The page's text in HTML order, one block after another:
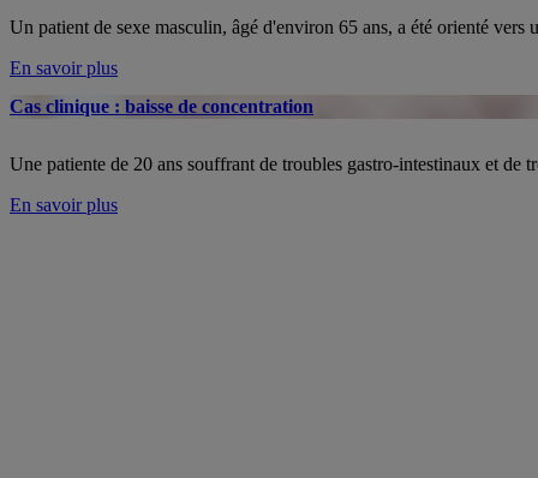
Un patient de sexe masculin, âgé d'environ 65 ans, a été orienté
En savoir plus
Cas clinique : baisse de concentration
Une patiente de 20 ans souffrant de troubles gastro-intestinaux et de
En savoir plus